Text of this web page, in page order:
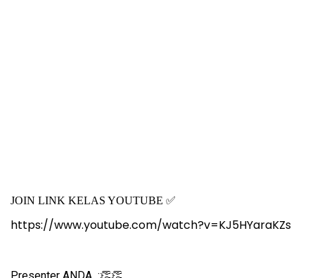
JOIN LINK KELAS YOUTUBE ✅
https://www.youtube.com/watch?v=KJ5HYaraKZs
👏👏